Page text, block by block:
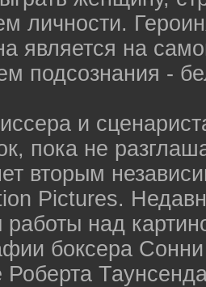
личности.
является на
подсознания -
и
пока не
вторым
Pictures.
над
боксера
Роберта